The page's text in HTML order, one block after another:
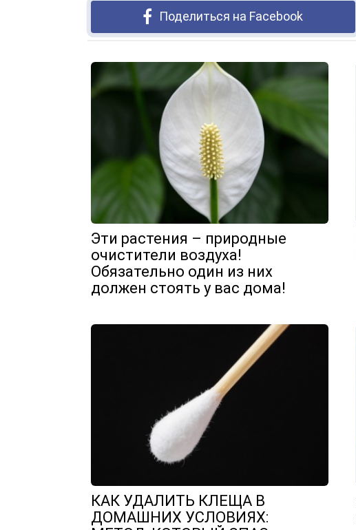
Поделиться на Facebook
Эти растения – природные
очистители воздуха!
Обязательно один из них
должен стоять у вас дома!
КАК УДАЛИТЬ КЛЕЩА В
ДОМАШНИХ УСЛОВИЯХ: